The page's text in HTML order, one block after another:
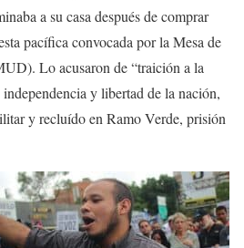
a su casa después de comprar
pacífica convocada por la Mesa de
. Lo acusaron de “traición a la
y libertad de la nación,
y recluído en Ramo Verde, prisión